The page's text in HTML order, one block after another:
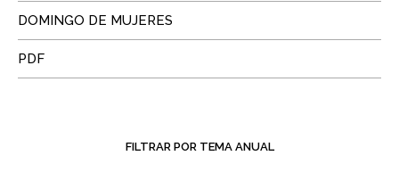
DOMINGO DE MUJERES
PDF
FILTRAR POR TEMA ANUAL